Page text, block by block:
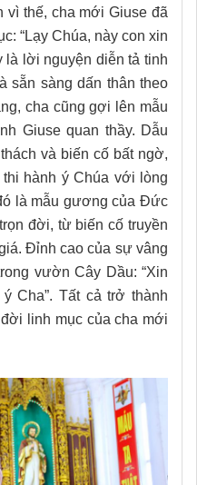
vì thế, cha mới Giuse đã
“Lạy Chúa, này con xin
là lời nguyện diễn tả tinh
sẵn sàng dấn thân theo
cha cũng gợi lên mẫu
Giuse quan thầy. Dẫu
và biến cố bất ngờ,
hành ý Chúa với lòng
là mẫu gương của Đức
đời, từ biến cố truyền
Đỉnh cao của sự vâng
vườn Cây Dầu: “Xin
Cha”. Tất cả trở thành
linh mục của cha mới